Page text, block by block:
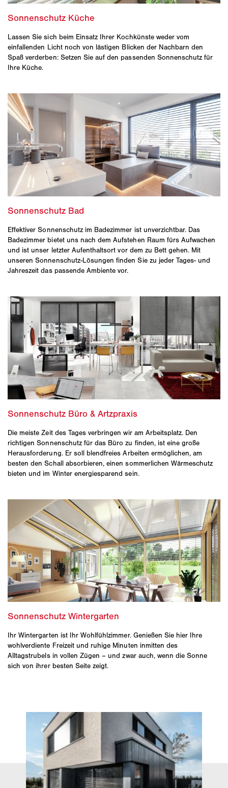
Lassen Sie sich beim Einsatz Ihrer Kochkünste weder vom
einfallenden Licht noch von lästigen Blicken der Nachbarn den
Spaß verderben: Setzen Sie auf den passenden Sonnenschutz für
Ihre Küche.
Effektiver Sonnenschutz im Badezimmer ist unverzichtbar. Das
Badezimmer bietet uns nach dem Aufstehen Raum fürs Aufwachen
und ist unser letzter Aufenthaltsort vor dem zu Bett gehen. Mit
unseren Sonnenschutz-Lösungen finden Sie zu jeder Tages- und
Jahreszeit das passende Ambiente vor.
Die meiste Zeit des Tages verbringen wir am Arbeitsplatz. Den
richtigen Sonnenschutz für das Büro zu finden, ist eine große
Herausforderung. Er soll blendfreies Arbeiten ermöglichen, am
besten den Schall absorbieren, einen sommerlichen Wärmeschutz
bieten und im Winter energiesparend sein.
Ihr Wintergarten ist Ihr Wohlfühlzimmer. Genießen Sie hier Ihre
wohlverdiente Freizeit und ruhige Minuten inmitten des
Alltagstrubels in vollen Zügen – und zwar auch, wenn die Sonne
sich von ihrer besten Seite zeigt.